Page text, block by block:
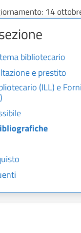
14
bibliotecario
e prestito
(ILL) e